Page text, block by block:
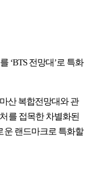
‘BTS 전망대’로 특화
산 복합전망대와 관
를 접목한 차별화된
운 랜드마크로 특화할